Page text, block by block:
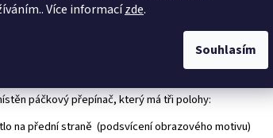
Více informacízde.
Souhlasím
"Příslušenství".
páčkový přepínač, který má tři polohy:
na přední straně (podsvícení obrazového motivu)